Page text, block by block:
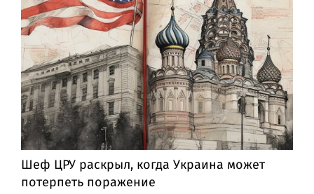
Шеф ЦРУ раскрыл, когда Украина может
потерпеть поражение